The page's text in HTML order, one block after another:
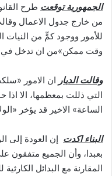
الجمهورية توقعت طرح
من خارج جدول الاعمال
للأمور ووجود كمٍّ من
وقت ممكن»من ان تدخل في
وقالت الديار ان الامور
التي ذللت بمعظمها، الا
الساعة» الاخير قد يؤخر
البناء اكدت إن العودة إلى
بعبدا، وأن الجميع متفقون